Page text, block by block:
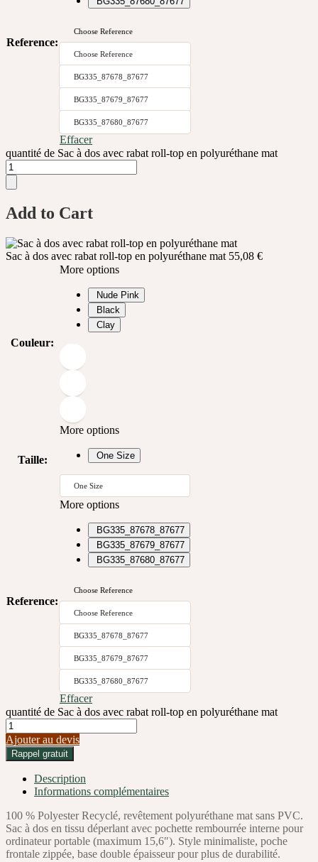
Reference:
Choose Reference
Choose Reference
BG335_87678_87677
BG335_87679_87677
BG335_87680_87677
Effacer
quantité de Sac à dos avec rabat roll-top en polyuréthane mat
Add to Cart
Sac à dos avec rabat roll-top en polyuréthane mat 55,08 €
Couleur:
More options
Nude Pink
Black
Clay
Taille:
More options
One Size
One Size
Reference:
More options
BG335_87678_87677
BG335_87679_87677
BG335_87680_87677
Choose Reference
Choose Reference
BG335_87678_87677
BG335_87679_87677
BG335_87680_87677
Effacer
quantité de Sac à dos avec rabat roll-top en polyuréthane mat
Ajouter au devis
Rappel gratuit
Description
Informations complémentaires
100 % Polyester Recyclé, revêtement polyuréthane mat sans PVC.
Sac à dos en tissu déperlant avec pochette rembourrée interne pour
ordinateur portable (maximum 15,6″). Style minimaliste, poche
frontale zippée, base double épaisseur pour plus de durabilité.